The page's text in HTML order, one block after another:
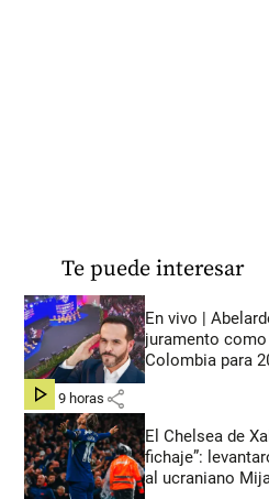
Te puede interesar
En vivo |
juramento
Colombia para
hace 9 horas share
El Chelsea de
fichaje”:
al ucraniano